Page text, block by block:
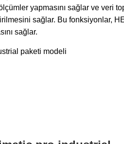
yapmasını sağlar ve veri
sağlar. Bu fonksiyonlar,
sağlar.